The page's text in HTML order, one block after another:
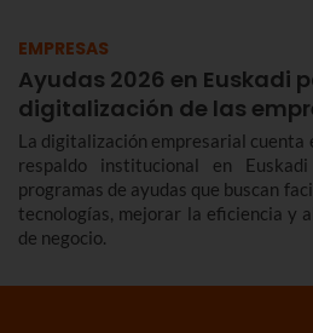
EMPRESAS
Ayudas 2026 en Euskadi
digitalización de las
La digitalización empresarial cuenta
respaldo institucional en
programas de ayudas que buscan
tecnologías, mejorar la eficiencia y
de negocio.